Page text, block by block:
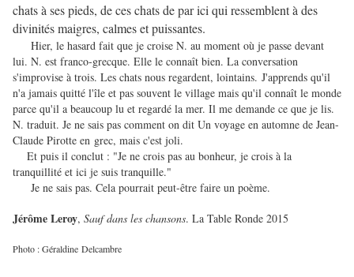
chats à ses pieds, de ces chats de par ici qui ressemblent à des
divinités maigres, calmes et puissantes.
Hier, le hasard fait que je croise N. au moment où je passe devant
lui. N. est franco-grecque. Elle le connaît bien. La conversation
s'improvise à trois. Les chats nous regardent, lointains. J'apprends qu'il
n'a jamais quitté l'île et pas souvent le village mais qu'il connaît le monde
parce qu'il a beaucoup lu et regardé la mer. Il me demande ce que je lis.
N. traduit. Je ne sais pas comment on dit Un voyage en automne de Jean-
Claude Pirotte en grec, mais c'est joli.
Et puis il conclut : "Je ne crois pas au bonheur, je crois à la
tranquillité et ici je suis tranquille."
Je ne sais pas. Cela pourrait peut-être faire un poème.
Jérôme Leroy, Sauf dans les chansons. La Table Ronde 2015
Photo : Géraldine Delcambre